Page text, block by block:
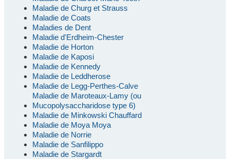
Maladie de Churg et Strauss
Maladie de Coats
Maladies de Dent
Maladie d'Erdheim-Chester
Maladie de Horton
Maladie de Kaposi
Maladie de Kennedy
Maladie de Leddherose
Maladie de Legg-Perthes-Calve
Maladie de Maroteaux-Lamy (ou
Mucopolysaccharidose type 6)
Maladie de Minkowski Chauffard
Maladie de Moya Moya
Maladie de Norrie
Maladie de Sanfilippo
Maladie de Stargardt